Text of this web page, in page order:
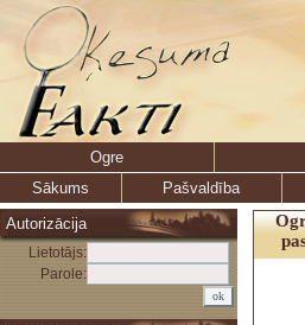
Ogre
Sākums
Pašvaldība
Autorizācija
Lietotājs:
Parole: